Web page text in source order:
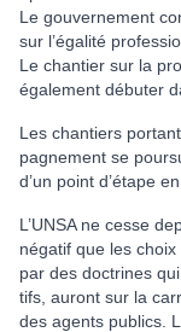
Le gouvernement
sur l’égalité
Le chantier sur la
également débuter
Les chan­tiers
pa­gne­ment se
d’un point d’étape
L’UNSA ne cesse
néga­tif que les
par des doc­tri­nes
tifs, auront sur la
des agents publics.